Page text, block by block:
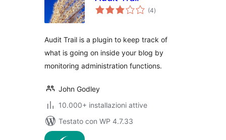
(4valutazioni
totali
)
Audit Trail is a plugin to keep track of
what is going on inside your blog by
monitoring administration functions.
John Godley
10.000+ installazioni attive
Testato con WP 4.7.33